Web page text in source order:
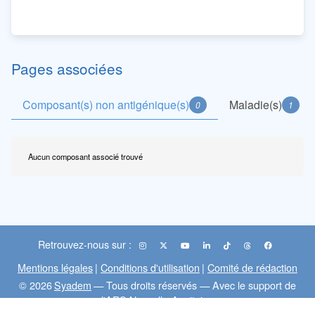
Pages associées
Composant(s) non antigénique(s) 0 Maladie(s) 1
Aucun composant associé trouvé
Retrouvez-nous sur :
Mentions légales| Conditions d'utilisation | Comité de rédaction
© 2026Syadem— Tous droits réservés — Avec le support de
l'ARS Nouvelle-Aquitaine